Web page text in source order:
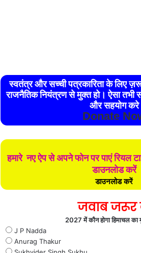
स्वतंत्र और सच्ची पत्रकारिता के लिए
राजनैतिक नियंत्रण से मुक्त हो। ऐसा
और सहयोग करे
Donate
हमारे नए ऐप से अपने फोन पर पाएं रियल
डाउनलोड करें
डाउनलोड करें
जवाब जरूर
2027 में कौन होगा हिमाचल का
J P Nadda
Anurag Thakur